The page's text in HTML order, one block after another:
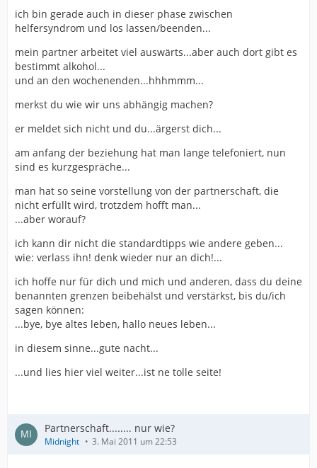
ich bin gerade auch in dieser phase zwischen
helfersyndrom und los lassen/beenden...
mein partner arbeitet viel auswärts...aber auch dort gibt es
bestimmt alkohol...
und an den wochenenden...hhhmmm...
merkst du wie wir uns abhängig machen?
er meldet sich nicht und du...ärgerst dich...
am anfang der beziehung hat man lange telefoniert, nun
sind es kurzgespräche...
man hat so seine vorstellung von der partnerschaft, die
nicht erfüllt wird, trotzdem hofft man...
...aber worauf?
ich kann dir nicht die standardtipps wie andere geben...
wie: verlass ihn! denk wieder nur an dich!...
ich hoffe nur für dich und mich und anderen, dass du deine
benannten grenzen beibehälst und verstärkst, bis du/ich
sagen können:
...bye, bye altes leben, hallo neues leben...
in diesem sinne...gute nacht...
...und lies hier viel weiter...ist ne tolle seite!
Partnerschaft........ nur wie?
Midnight 3. Mai 2011 um 22:53